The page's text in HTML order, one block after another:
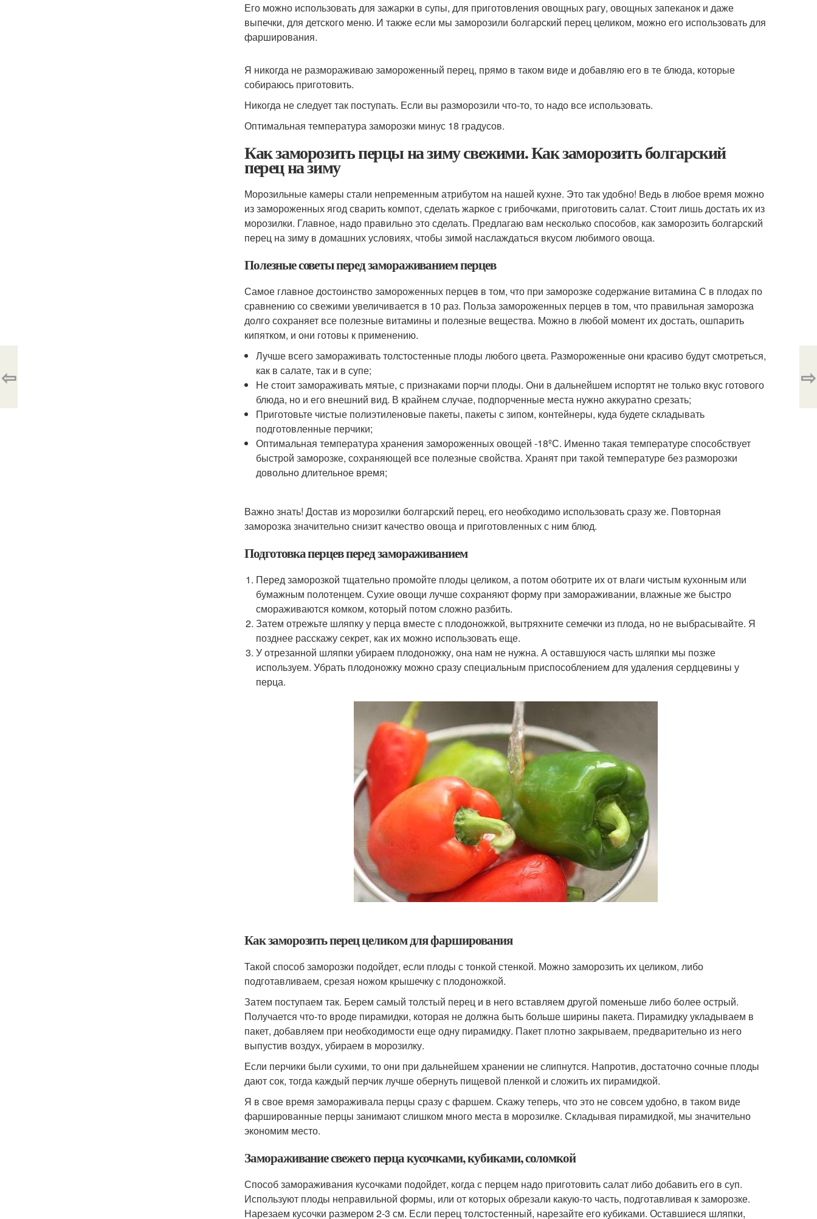
Его можно использовать для зажарки в супы, для приготовления овощных рагу, овощных запеканок и даже
выпечки, для детского меню. И также если мы заморозили болгарский перец целиком, можно его использовать для
фарширования.
Я никогда не размораживаю замороженный перец, прямо в таком виде и добавляю его в те блюда, которые
собираюсь приготовить.
Никогда не следует так поступать. Если вы разморозили что-то, то надо все использовать.
Оптимальная температура заморозки минус 18 градусов.
Как заморозить перцы на зиму свежими. Как заморозить болгарский
перец на зиму
Морозильные камеры стали непременным атрибутом на нашей кухне. Это так удобно! Ведь в любое время можно
из замороженных ягод сварить компот, сделать жаркое с грибочками, приготовить салат. Стоит лишь достать их из
морозилки. Главное, надо правильно это сделать. Предлагаю вам несколько способов, как заморозить болгарский
перец на зиму в домашних условиях, чтобы зимой наслаждаться вкусом любимого овоща.
Полезные советы перед замораживанием перцев
Самое главное достоинство замороженных перцев в том, что при заморозке содержание витамина С в плодах по
сравнению со свежими увеличивается в 10 раз. Польза замороженных перцев в том, что правильная заморозка
долго сохраняет все полезные витамины и полезные вещества. Можно в любой момент их достать, ошпарить
кипятком, и они готовы к применению.
Лучше всего замораживать толстостенные плоды любого цвета. Размороженные они красиво будут смотреться,
как в салате, так и в супе;
Не стоит замораживать мятые, с признаками порчи плоды. Они в дальнейшем испортят не только вкус готового
блюда, но и его внешний вид. В крайнем случае, подпорченные места нужно аккуратно срезать;
Приготовьте чистые полиэтиленовые пакеты, пакеты с зипом, контейнеры, куда будете складывать
подготовленные перчики;
Оптимальная температура хранения замороженных овощей -18ºС. Именно такая температуре способствует
быстрой заморозке, сохраняющей все полезные свойства. Хранят при такой температуре без разморозки
довольно длительное время;
Важно знать! Достав из морозилки болгарский перец, его необходимо использовать сразу же. Повторная
заморозка значительно снизит качество овоща и приготовленных с ним блюд.
Подготовка перцев перед замораживанием
Перед заморозкой тщательно промойте плоды целиком, а потом оботрите их от влаги чистым кухонным или
бумажным полотенцем. Сухие овощи лучше сохраняют форму при замораживании, влажные же быстро
смораживаются комком, который потом сложно разбить.
Затем отрежьте шляпку у перца вместе с плодоножкой, вытряхните семечки из плода, но не выбрасывайте. Я
позднее расскажу секрет, как их можно использовать еще.
У отрезанной шляпки убираем плодоножку, она нам не нужна. А оставшуюся часть шляпки мы позже
используем. Убрать плодоножку можно сразу специальным приспособлением для удаления сердцевины у
перца.
Как заморозить перец целиком для фарширования
Такой способ заморозки подойдет, если плоды с тонкой стенкой. Можно заморозить их целиком, либо
подготавливаем, срезая ножом крышечку с плодоножкой.
Затем поступаем так. Берем самый толстый перец и в него вставляем другой поменьше либо более острый.
Получается что-то вроде пирамидки, которая не должна быть больше ширины пакета. Пирамидку укладываем в
пакет, добавляем при необходимости еще одну пирамидку. Пакет плотно закрываем, предварительно из него
выпустив воздух, убираем в морозилку.
Если перчики были сухими, то они при дальнейшем хранении не слипнутся. Напротив, достаточно сочные плоды
дают сок, тогда каждый перчик лучше обернуть пищевой пленкой и сложить их пирамидкой.
Я в свое время замораживала перцы сразу с фаршем. Скажу теперь, что это не совсем удобно, в таком виде
фаршированные перцы занимают слишком много места в морозилке. Складывая пирамидкой, мы значительно
экономим место.
Замораживание свежего перца кусочками, кубиками, соломкой
Способ замораживания кусочками подойдет, когда с перцем надо приготовить салат либо добавить его в суп.
Используют плоды неправильной формы, или от которых обрезали какую-то часть, подготавливая к заморозке.
Нарезаем кусочки размером 2-3 см. Если перец толстостенный, нарезайте его кубиками. Оставшиеся шляпки,
⇦ ⇨